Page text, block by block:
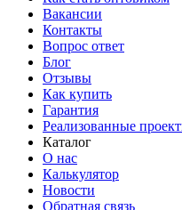
Вакансии
Контакты
Вопрос ответ
Блог
Отзывы
Как купить
Гарантия
Реализованные
Каталог
О нас
Калькулятор
Новости
Обратная связь